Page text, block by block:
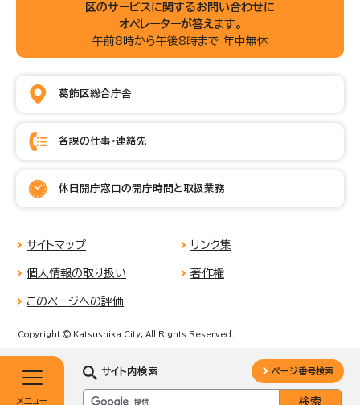
メニュー
サイト内検索 ページ番号検索
区のサービスに関するお問い合わせに
オペレーターが答えます。
午前8時から午後8時まで 年中無休
葛飾区総合庁舎
各課の仕事・連絡先
休日開庁窓口の開庁時間と取扱業務
サイトマップ リンク集
個人情報の取り扱い 著作権
このページへの評価
Copyright © Katsushika City, All Rights Reserved.